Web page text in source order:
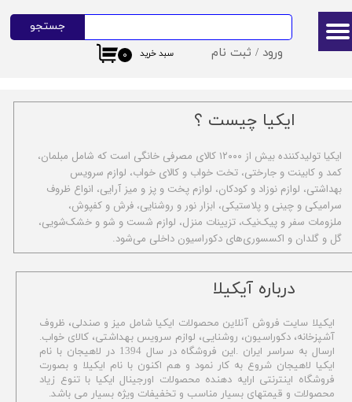
ورود / ثبت نام
حساب کاربری من
سفارشات
جستجو
۰ سبد خرید
​درباره آیکیلا
ایکیلا سایت فروش آنلاین محصولات ایکیا شامل میز و صندلی، ظروف
آشپزخانه، دکوراسیون، روشنایی، لوازم سرویس بهداشتی، کالای خواب.
ارسال به سراسر ایران .این فروشگاه در سال 1394 در لاهیجان با نام
ایکیا لاهیجان شروع به کار نمود و هم اکنون با نام ایکیلا و بصورت
فروشگاه اینترنتی ارایه دهنده محصولات اورجینال ایکیا با تنوع زیاد
محصولات و قیمتهای بسیار مناسب و تخفیفات ویژه بسیار می باشد.
ایکیا چیست ؟
ا​یکیا تولیدکننده بیش از ۱۲۰۰۰ کالای مصرفی خانگی است که شامل مبلمان،
کمد و کابینت و جارختی، تخت خواب و کالای خواب، لوازم سرویس
بهداشتی، لوازم نوزاد و کودکان، لوازم پخت و پز و میز آرایی، انواع ظروف
سرامیکی و چینی و پلاستیکی، ابزار نور و روشنایی، فرش و کفپوش،
ملزومات سفر و پیک‌نیک، تزیینات منزل، لوازم شست و شو و خشک‌شویی،
گل و گلدان و اکسسوری‌های دکوراسیون داخلی می‌شود.